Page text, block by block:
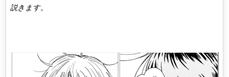
説きます。